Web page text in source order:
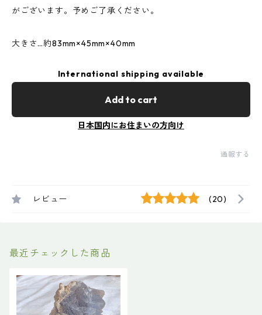
がございます。予めご了承ください。
大きさ…約83mm×45mm×40mm
International shipping available
Add to cart
日本国内にお住まいの方向け
通報する
レビュー (20)
最近チェックした商品